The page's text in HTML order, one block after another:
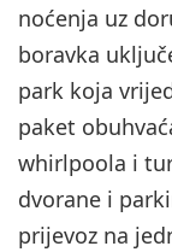
noćenja uz
boravka
park koja
paket
whirlpoola i
dvorane i
prijevoz na